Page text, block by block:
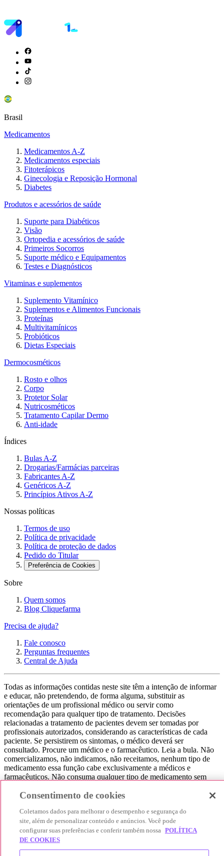
Brasil
Medicamentos
Medicamentos A-Z
Medicamentos especiais
Fitoterápicos
Ginecologia e Reposição Hormonal
Diabetes
Produtos e acessórios de saúde
Suporte para Diabéticos
Visão
Ortopedia e acessórios de saúde
Primeiros Socorros
Suporte médico e Equipamentos
Testes e Diagnósticos
Vitaminas e suplementos
Suplemento Vitamínico
Suplementos e Alimentos Funcionais
Proteínas
Multivitamínicos
Probióticos
Dietas Especiais
Dermocosméticos
Rosto e olhos
Corpo
Protetor Solar
Nutricosméticos
Tratamento Capilar Dermo
Anti-idade
Índices
Bulas A-Z
Drogarias/Farmácias parceiras
Fabricantes A-Z
Genéricos A-Z
Princípios Ativos A-Z
Nossas políticas
Termos de uso
Política de privacidade
Política de proteção de dados
Pedido do Titular
Preferência de Cookies
Sobre
Quem somos
Blog Cliquefarma
Precisa de ajuda?
Fale conosco
Perguntas frequentes
Central de Ajuda
Todas as informações contidas neste site têm a intenção de informar
e educar, não pretendendo, de forma alguma, substituir as
orientações de um profissional médico ou servir como
recomendação para qualquer tipo de tratamento. Decisões
relacionadas a tratamento de pacientes devem ser tomadas por
profissionais autorizados, considerando as características de cada
paciente. Se persistirem os sintomas, o médico deverá ser
consultado. Procure um médico e o farmacêutico. Leia a bula. Não
comercializamos, não indicamos, não receitamos, nenhum tipo de
medicamento essa função cabe exclusivamente a médicos e
farmacêuticos. Não consuma qualquer tipo de medicamento sem
não realizamos a venda de medicamentos, apenas contribuímos para
produtos farmacêuticos. Contribuímos e damos auxílio para que sua
experiência seja bem-sucedida, mas a finalização da compra
acontece nos sites das nossas lojas parceiras.
© 2025 Afya Participações S.A. - todos os direitos reservados.
Consentimento de cookies
Coletamos dados para melhorar o desempenho e segurança do
site, além de personalizar conteúdo e anúncios. Você pode
configurar suas preferências e conferir também nossa POLÍTICA
DE COOKIES